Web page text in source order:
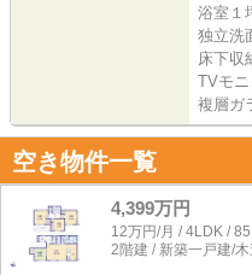
浴室１
独立洗
床下収
TVモ
複層ガ
空き物件一覧
4,399万円
12万円/月 / 4LDK /
2階建 / 新築一戸建/木